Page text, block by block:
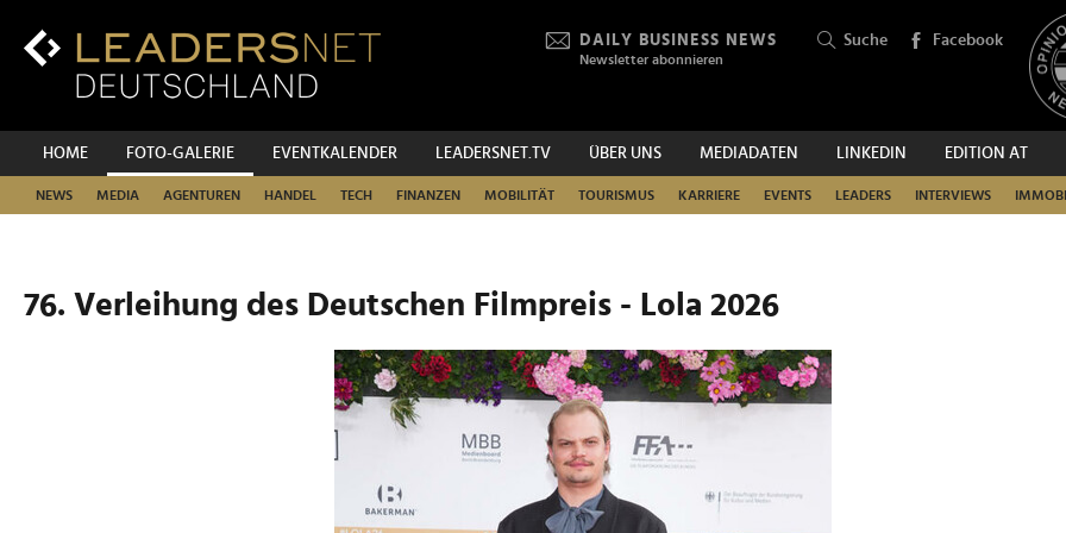
Inhalt
Hauptnavigation
DAILY BUSINESS NEWS
Newsletter abonnieren
Suche Facebook
HOME FOTO-GALERIE EVENTKALENDER LEADERSNET.TV ÜBER UNS MEDIADATEN LINKEDIN EDITION AT
NEWS MEDIA AGENTUREN HANDEL TECH FINANZEN MOBILITÄT TOURISMUS KARRIERE EVENTS LEADERS INTERVIEWS
SUCHEN
76. Verleihung des Deutschen Filmpreis - Lola 2026